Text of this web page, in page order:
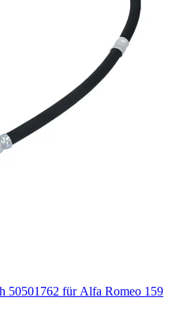
50501762 für Alfa Romeo 159